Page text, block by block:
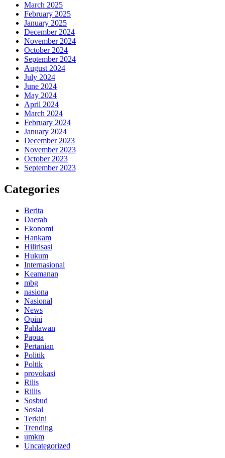
March 2025
February 2025
January 2025
December 2024
November 2024
October 2024
September 2024
August 2024
July 2024
June 2024
May 2024
April 2024
March 2024
February 2024
January 2024
December 2023
November 2023
October 2023
September 2023
Categories
Berita
Daerah
Ekonomi
Hankam
Hilirisasi
Hukum
Internasional
Keamanan
mbg
nasiona
Nasional
News
Opini
Pahlawan
Papua
Pertanian
Politik
Poltik
provokasi
Rilis
Rillis
Sosbud
Sosial
Terkini
Trending
umkm
Uncategorized